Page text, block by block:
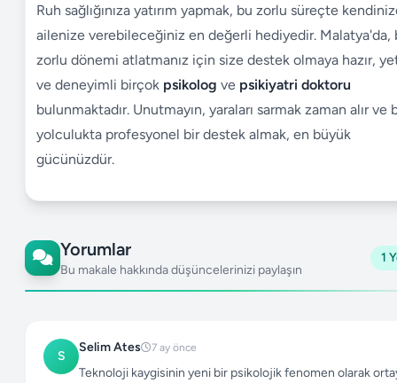
Ruh sağlığınıza yatırım yapmak, bu zorlu süreçte
ailenize verebileceğiniz en değerli hediyedir. Malatya'da,
zorlu dönemi atlatmanız için size destek olmaya hazır,
ve deneyimli birçok psikolog ve psikiyatri doktoru
bulunmaktadır. Unutmayın, yaraları sarmak zaman alır ve
yolculukta profesyonel bir destek almak, en büyük
gücünüzdür.
Yorumlar
Bu makale hakkında düşüncelerinizi paylaşın
1
S
Selim Ates 7 ay önce
Teknoloji kaygisinin yeni bir psikolojik fenomen olarak